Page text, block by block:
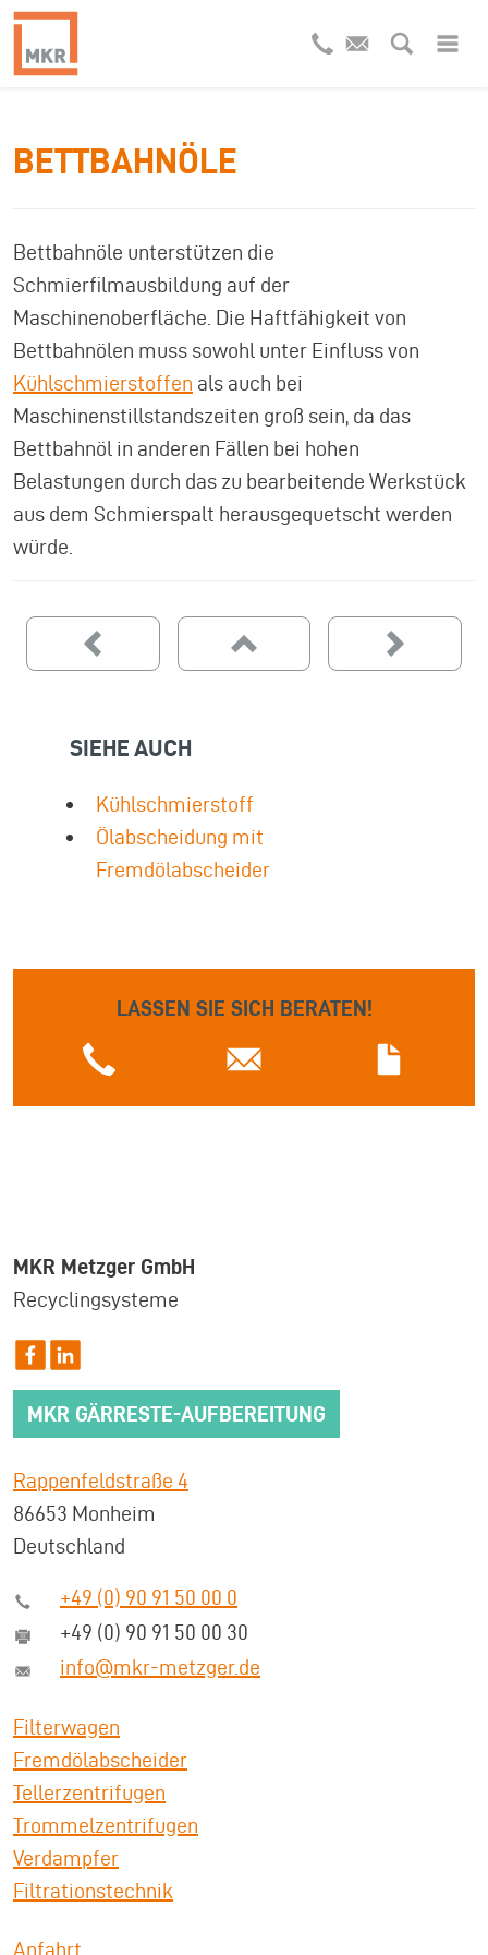
BETTBAHNÖLE
Bettbahnöle unterstützen die
Schmierfilmausbildung auf der
Maschinenoberfläche. Die Haftfähigkeit von
Bettbahnölen muss sowohl unter Einfluss von
Kühlschmierstoffen als auch bei
Maschinenstillstandszeiten groß sein, da das
Bettbahnöl in anderen Fällen bei hohen
Belastungen durch das zu bearbeitende Werkstück
aus dem Schmierspalt herausgequetscht werden
würde.
SIEHE AUCH
Kühlschmierstoff
Ölabscheidung mit
Fremdölabscheider
LASSEN SIE SICH BERATEN!
MKR Metzger GmbH
Recyclingsysteme
MKR GÄRRESTE-AUFBEREITUNG
Rappenfeldstraße 4
86653 Monheim
Deutschland
+49 (0) 90 91 50 00 0
+49 (0) 90 91 50 00 30
info@mkr-metzger.de
Filterwagen
Fremdölabscheider
Tellerzentrifugen
Trommelzentrifugen
Verdampfer
Filtrationstechnik
Anfahrt